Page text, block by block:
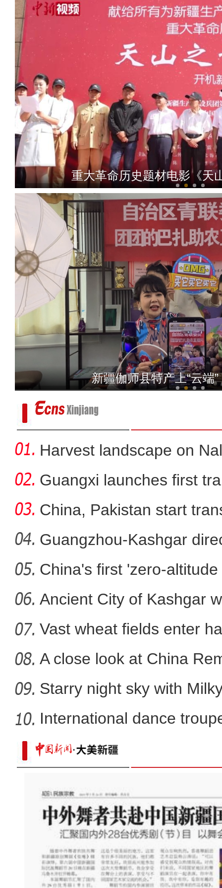
重大革命历史题材电影《天
和田市育才教育园区建设项
初秋时节 新疆伊犁河谷草
重大革命历史题材电影《天
新疆伽师县特产上“云端”
Harvest landscape on
Guangxi launches first
China, Pakistan start
Guangzhou-Kashgar
China's first 'zero-
Ancient City of Kashgar
Vast wheat fields enter
A close look at China
Starry night sky with
International dance